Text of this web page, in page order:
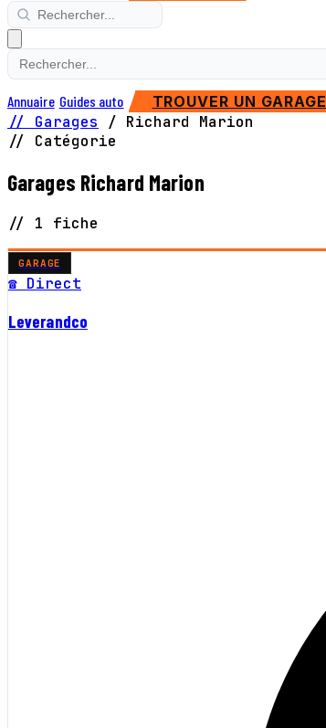
Annuaire Guides auto TROUVER UN GARAGE
// Garages / Richard Marion
// Catégorie
Garages Richard Marion
// 1 fiche
GARAGE
☎ Direct
Leverandco